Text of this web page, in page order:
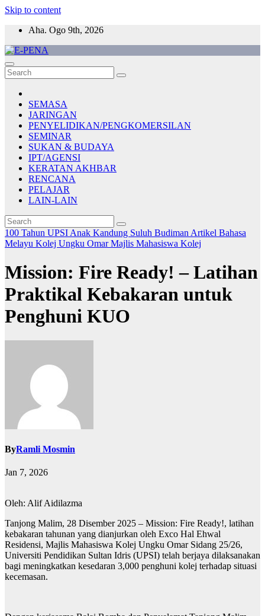
Skip to content
Aha. Ogo 9th, 2026
E-PENA
Berita Digital Terkini
SEMASA
JARINGAN
PENYELIDIKAN/PENGKOMERSILAN
SEMINAR
SUKAN & BUDAYA
IPT/AGENSI
KERATAN AKHBAR
RENCANA
PELAJAR
LAIN-LAIN
100 Tahun UPSI Anak Kandung Suluh Budiman Artikel Bahasa
Melayu Kolej Ungku OmarMajlis Mahasiswa Kolej
Mission: Fire Ready! – Latihan
Praktikal Kebakaran untuk
Penghuni KUO
ByRamli Mosmin
Jan 7, 2026
Oleh: Alif Aidilazma
Tanjong Malim, 28 Disember 2025 – Mission: Fire Ready!, latihan
kebakaran tahunan yang dianjurkan oleh Exco Hal Ehwal
Residensi, Majlis Mahasiswa Kolej Ungku Omar Sidang 25/26,
Universiti Pendidikan Sultan Idris (UPSI) telah berjaya dilaksanakan
bagi meningkatkan kesedaran 3,000 penghuni kolej terhadap situasi
kecemasan.